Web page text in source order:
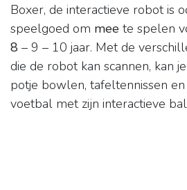
Boxer, de interactieve robot is
speelgoed om mee te spelen
8 – 9 – 10 jaar. Met de
die de robot kan scannen, kan je
potje bowlen, tafeltennissen
voetbal met zijn interactieve